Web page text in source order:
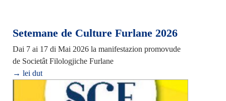
Setemane de Culture Furlane 2026
Dai 7 ai 17 di Mai 2026 la manifestazion promovude
de Societât Filologjiche Furlane
→ lei dut